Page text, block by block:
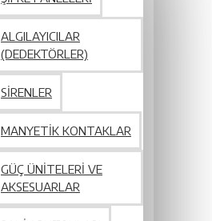
ALGILAYICILAR
(DEDEKTÖRLER)
SIRENLER
MANYETIK KONTAKLAR
GÜÇ ÜNITELERI VE
AKSESUARLAR